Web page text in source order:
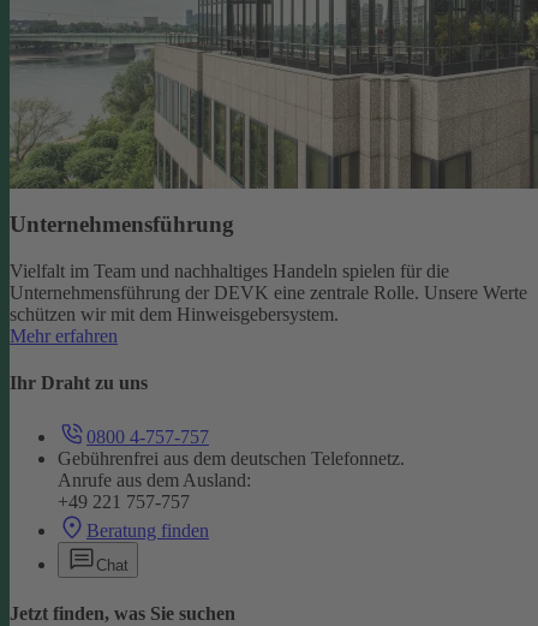
Unternehmensführung
Vielfalt im Team und nachhaltiges Handeln spielen für die
Unternehmensführung der DEVK eine zentrale Rolle. Unsere Werte
schützen wir mit dem Hinweisgebersystem.
Mehr erfahren
Ihr Draht zu uns
0800 4-757-757
Gebührenfrei aus dem deutschen Telefonnetz.
Anrufe aus dem Ausland:
+49 221 757-757
Beratung finden
Chat
Jetzt finden, was Sie suchen